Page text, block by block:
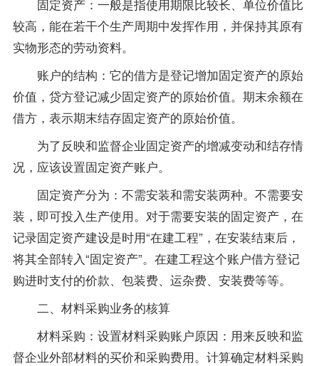
固定资产：一般是指使用期限比较长、单位价值比
较高，能在若干个生产周期中发挥作用，并保持其原有
实物形态的劳动资料。
账户的结构：它的借方是登记增加固定资产的原始
价值，贷方登记减少固定资产的原始价值。期末余额在
借方，表示期末结存固定资产的原始价值。
为了反映和监督企业固定资产的增减变动和结存情
况，应该设置固定资产账户。
固定资产分为：不需安装和需安装两种。不需要安
装，即可投入生产使用。对于需要安装的固定资产，在
记录固定资产建设是时用“在建工程”，在安装结束后，
将其全部转入“固定资产”。在建工程这个账户借方登记
购进时支付的价款、包装费、运杂费、安装费等等。
二、材料采购业务的核算
材料采购：设置材料采购账户原因：用来反映和监
督企业外部材料的买价和采购费用。计算确定材料采购